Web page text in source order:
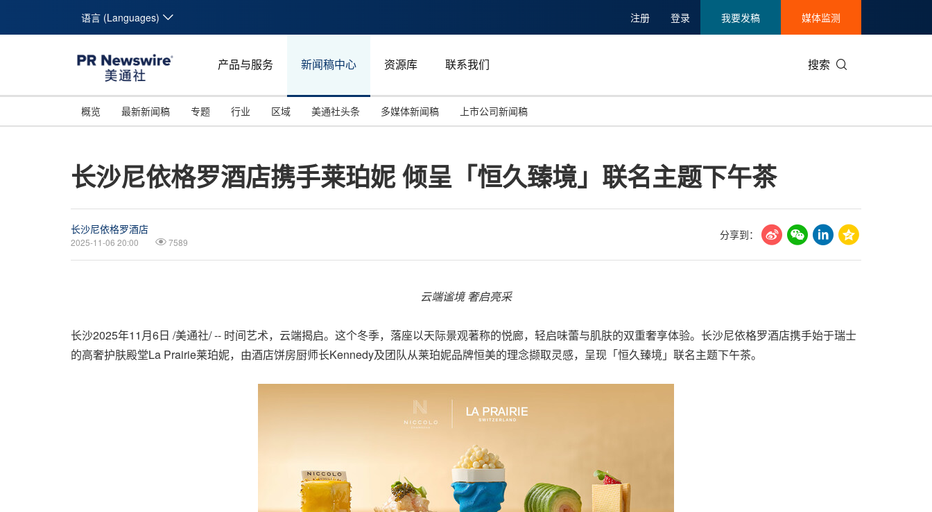
语言 (Languages) 注册 登录 我要发稿 媒体监测
产品与服务 新闻稿中心 资源库 联系我们 搜索
概览 最新新闻稿 专题
投资并购
碳中和
美国临床肿瘤学会(ASCO)
行业
能源化工与环保
娱乐时尚与艺术
区域
马来西亚
新加坡
美通社头条 多媒体新闻稿 上市公司新闻稿
长沙尼依格罗酒店携手莱珀妮 倾呈「恒久臻境」联名主题下午茶
长沙尼依格罗酒店
2025-11-06 20:00 7589
分享到：
云端谧境 奢启亮采
长沙2025年11月6日 /美通社/ -- 时间艺术，云端揭启。这个冬季，落座以天际景观著称的悦廊，轻启味蕾与肌肤的双重奢享体验。长沙尼依格罗酒店携手始于瑞士
的高奢护肤殿堂La Prairie莱珀妮，由酒店饼房厨师长Kennedy及团队从莱珀妮品牌恒美的理念撷取灵感，呈现「恒久臻境」联名主题下午茶。